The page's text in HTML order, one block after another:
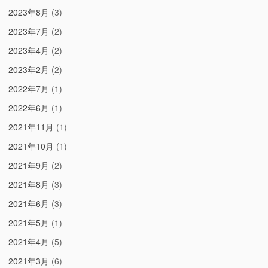
2023年8月 (3)
2023年7月 (2)
2023年4月 (2)
2023年2月 (2)
2022年7月 (1)
2022年6月 (1)
2021年11月 (1)
2021年10月 (1)
2021年9月 (2)
2021年8月 (3)
2021年6月 (3)
2021年5月 (1)
2021年4月 (5)
2021年3月 (6)